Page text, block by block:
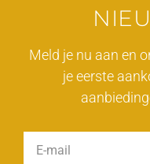
Meld je nu aan en
je eerste